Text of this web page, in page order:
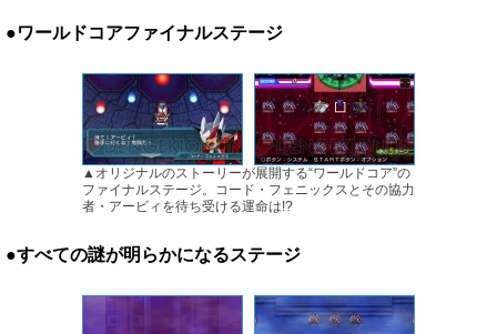
●ワールドコアファイナルステージ
▲オリジナルのストーリーが展開する“ワールドコア”の
ファイナルステージ。コード・フェニックスとその協力
者・アービィを待ち受ける運命は!?
●すべての謎が明らかになるステージ